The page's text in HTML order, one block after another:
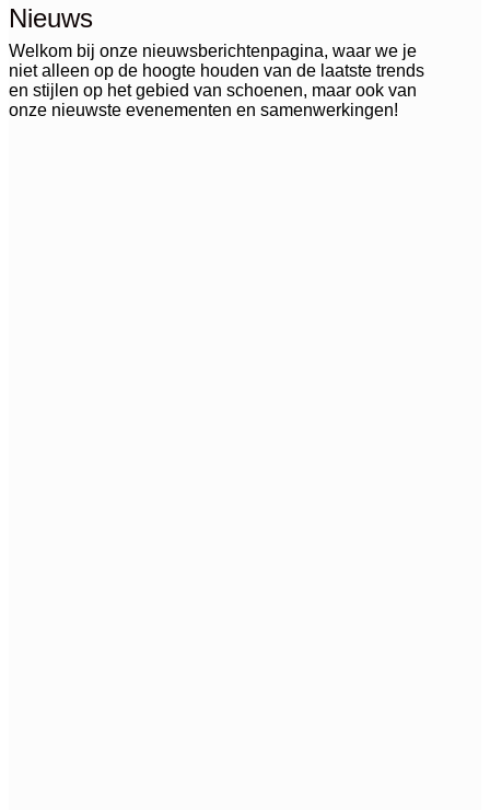
Nieuws
Welkom bij onze nieuwsberichtenpagina, waar we je
niet alleen op de hoogte houden van de laatste trends
en stijlen op het gebied van schoenen, maar ook van
onze nieuwste evenementen en samenwerkingen!